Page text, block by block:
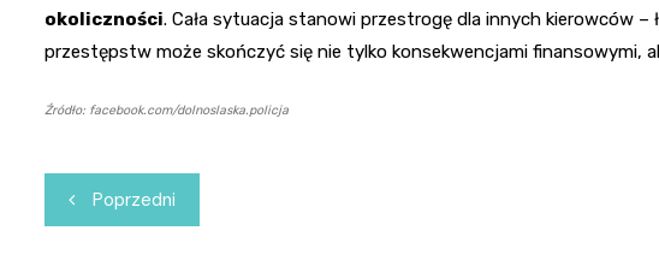
okoliczności. Cała sytuacja stanowi przestrogę dla innych kierowców –
przestępstw może skończyć się nie tylko konsekwencjami finansowymi,
Źródło: facebook.com/dolnoslaska.policja
Nawigacja
wpisu
Poprzedni